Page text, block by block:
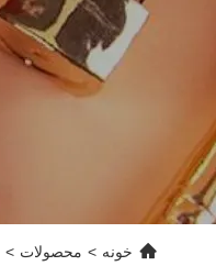
خونه > محصولات >